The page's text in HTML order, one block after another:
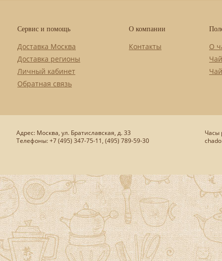
Сервис и помощь
Доставка Москва
Доставка регионы
Личный кабинет
Обратная связь
О компании
Контакты
О
Адрес: Москва, ул. Братиславская, д. 33
Телефоны: +7 (495) 347-75-11, (495) 789-59-30
Часы